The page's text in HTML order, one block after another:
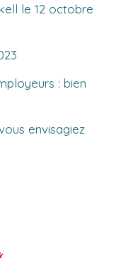
le 12 octobre
: bien
envisagiez